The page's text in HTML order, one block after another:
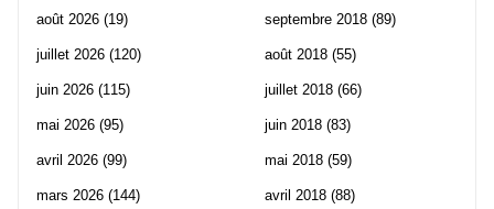
août 2026 (19)
juillet 2026 (120)
juin 2026 (115)
mai 2026 (95)
avril 2026 (99)
mars 2026 (144)
septembre 2018 (89)
août 2018 (55)
juillet 2018 (66)
juin 2018 (83)
mai 2018 (59)
avril 2018 (88)